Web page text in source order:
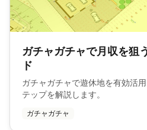
ガチャガチャで月収を狙
ド
ガチャガチャで遊休地を有効活
テップを解説します。
ガチャガチャ